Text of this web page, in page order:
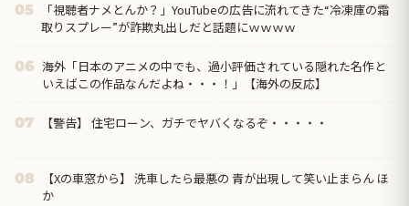
05
「視聴者ナメとんか？」YouTubeの広告に流れてきた“冷凍庫の霜
取りスプレー”が詐欺丸出しだと話題にｗｗｗｗ
06 海外「日本のアニメの中でも、過小評価されている隠れた名作と
いえばこの作品なんだよね・・・！」【海外の反応】
07 【警告】 住宅ローン、ガチでヤバくなるぞ・・・・・
08
【Xの車窓から】 洗車したら最悪の 青が出現して笑い止まらん ほ
か